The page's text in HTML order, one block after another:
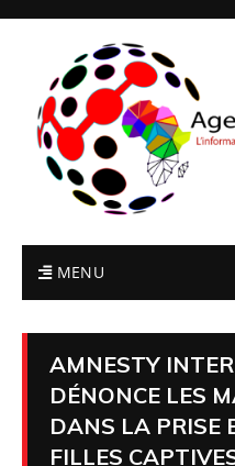
MENU
AMNESTY
DÉNONCE LES
DANS LA PRISE
FILLES